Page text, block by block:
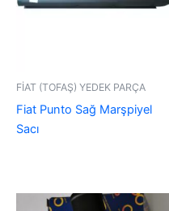
FİAT (TOFAŞ) YEDEK PARÇA
Fiat Punto Sağ Marşpiyel
Sacı